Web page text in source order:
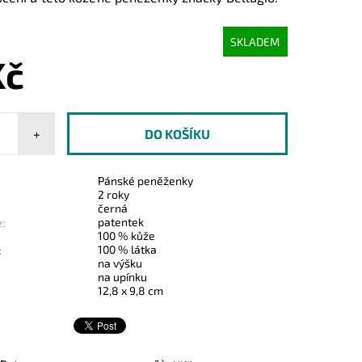
SKLADEM
+
Pánské peněženky
2 roky
černá
patentek
100 % kůže
100 % látka
na výšku
na upínku
12,8 x 9,8 cm